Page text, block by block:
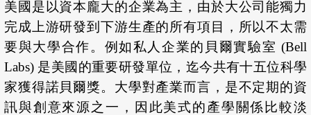
美國是以資本龐大的企業為主，由於大公司能獨力
完成上游研發到下游生產的所有項目，所以不太需
要與大學合作。例如私人企業的貝爾實驗室 (Bell
Labs) 是美國的重要研發單位，迄今共有十五位科學
家獲得諾貝爾獎。大學對產業而言，是不定期的資
訊與創意來源之一，因此美式的產學關係比較淡